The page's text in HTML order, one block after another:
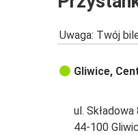
Uwaga: Twój
Gliwice,
ul. Składowa
44-100